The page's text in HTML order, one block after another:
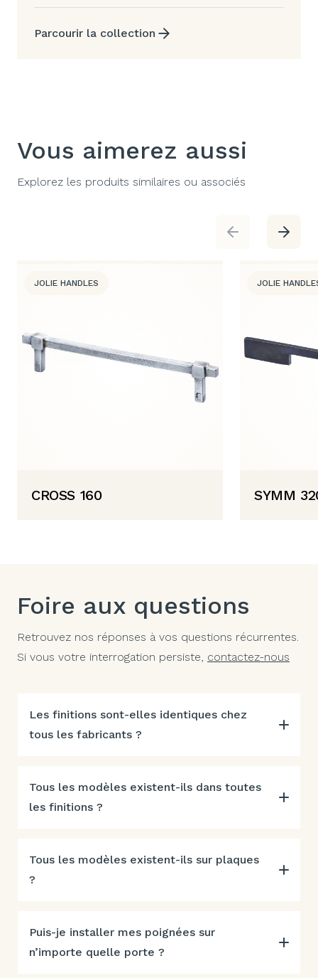
Parcourir la collection
Vous aimerez aussi
Explorez les produits similaires ou associés
JOLIE HANDLES
CROSS 160
JOLIE
SYMM
Foire aux questions
Retrouvez nos réponses à vos questions récurrentes.
Si vous votre interrogation persiste, contactez-nous
Les finitions sont-elles identiques chez
tous les fabricants ?
Tous les modèles existent-ils dans toutes
les finitions ?
Tous les modèles existent-ils sur plaques
?
Puis-je installer mes poignées sur
n’importe quelle porte ?